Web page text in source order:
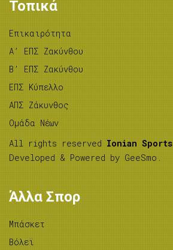
Τοπικά
Επικαιρότητα
A’ ΕΠΣ Ζακύνθου
B’ ΕΠΣ Ζακύνθου
ΕΠΣ Κύπελλο
ΑΠΣ Ζάκυνθος
Ομάδα Νέων
All rights reserved Ionian Sports
Developed & Powered by GeeSmo .
Άλλα Σπορ
Μπάσκετ
Βόλεϊ